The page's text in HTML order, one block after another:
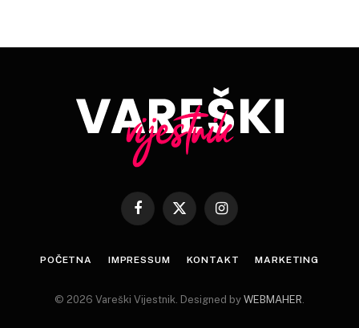
Facebook
X
Instagram
POČETNA IMPRESSUM KONTAKT MARKETING
© 2026 Vareški Vijestnik. Designed by WEBMAHER.